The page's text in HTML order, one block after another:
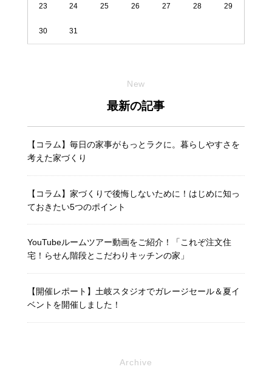
23 24 25 26 27 28 29
30 31
New
最新の記事
【コラム】毎日の家事がもっとラクに。暮らしやすさを
考えた家づくり
【コラム】家づくりで後悔しないために！はじめに知っ
ておきたい5つのポイント
YouTubeルームツアー動画をご紹介！「これぞ注文住
宅！らせん階段とこだわりキッチンの家」
【開催レポート】土岐スタジオでガレージセール＆夏イ
ベントを開催しました！
Archive